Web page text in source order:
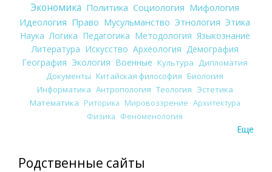
Экономика Политика Социология Мифология
Идеология Право Мусульманство Этнология Этика
Наука Логика Педагогика Методология Языкознание
Литература Искусство Археология Демография
География Экология Военные Культура
Дипломатия
Документы Китайская философия Биология
Информатика Антропология Теология Эстетика
Математика Риторика Мировоззрение Архитектура
Физика Феноменология
Еще
Родственные сайты